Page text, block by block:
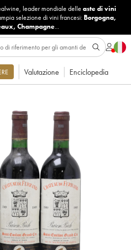
leader mondiale delle aste di vini
selezione di vini francesi: Borgogna,
, Champagne...
Valutazione Enciclopedia